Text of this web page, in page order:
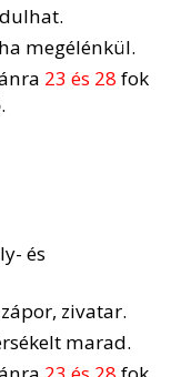
megélénkül.
23 és 28 fok
és
zivatar.
marad.